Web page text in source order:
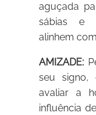
aguçada
sábias e
alinhem
AMIZADE:
seu signo,
avaliar a
influência